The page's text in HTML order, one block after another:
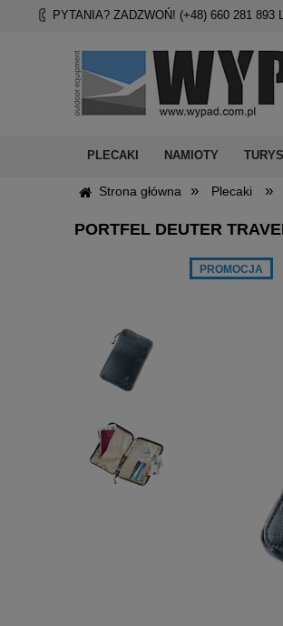
PYTANIA? ZADZWOŃ! (+48) 660 281 893
PLECAKI NAMIOTY
Strona główna » Plecaki »
PORTFEL DEUTER
PROMOCJA